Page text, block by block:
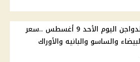
أسعار الدواجن اليوم الأحد 9 أغسطس ..سعر
والساسو والبانيه والأوراك